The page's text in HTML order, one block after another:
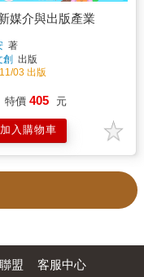
媒介與出版產業
著
創 出版
03 出版
特價 405 元
加入購物車
盟 客服中心